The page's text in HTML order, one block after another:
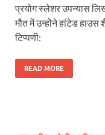
प्रयोग स्लेशर उपन्यास
मौत में उन्होंने हांटेड
टिप्पणी:
READ MORE